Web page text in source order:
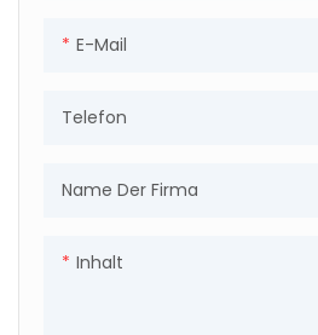
E-Mail
Telefon
Name Der Firma
Inhalt